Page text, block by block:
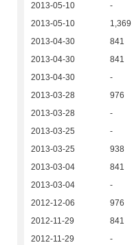
2013-05-10
-
2013-05-10
1,369
2013-04-30
841
2013-04-30
841
2013-04-30
-
2013-03-28
976
2013-03-28
-
2013-03-25
-
2013-03-25
938
2013-03-04
841
2013-03-04
-
2012-12-06
976
2012-11-29
841
2012-11-29
-